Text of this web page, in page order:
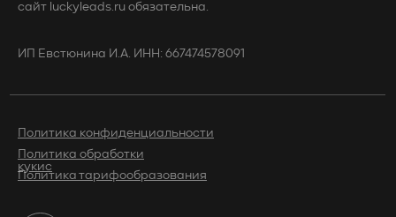
Политика конфиденциальности
Политика обработки
кукис
сайт luckyleads.ru обязательна.
Политика тарифообразования
ИП Евстюнина И.А. ИНН: 667474578091